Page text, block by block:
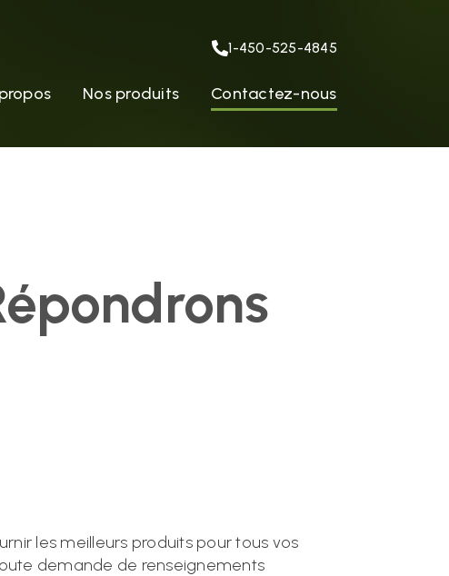
1-450-525-4845
Nos produits Contactez-nous
les meilleurs produits pour tous vos
demande de renseignements